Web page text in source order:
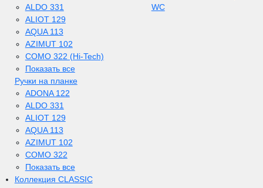
ALDO 331
ALIOT 129
AQUA 113
AZIMUT 102
COMO 322 (Hi-Tech)
Показать все
Ручки на планке
ADONA 122
ALDO 331
ALIOT 129
AQUA 113
AZIMUT 102
COMO 322
Показать все
WC
Коллекция CLASSIC